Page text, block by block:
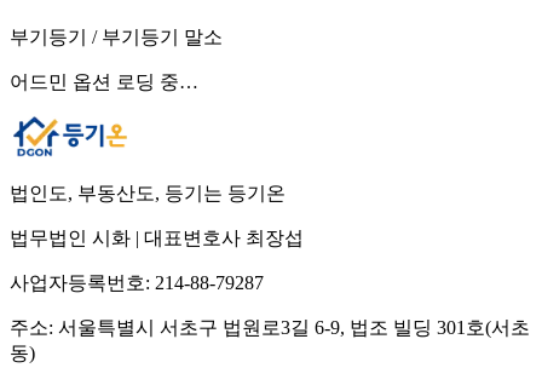
부기등기 / 부기등기 말소
어드민 옵션 로딩 중…
법인도, 부동산도, 등기는 등기온
법무법인 시화 | 대표변호사 최장섭
사업자등록번호: 214-88-79287
주소: 서울특별시 서초구 법원로3길 6-9, 법조 빌딩 301호(서초
동)